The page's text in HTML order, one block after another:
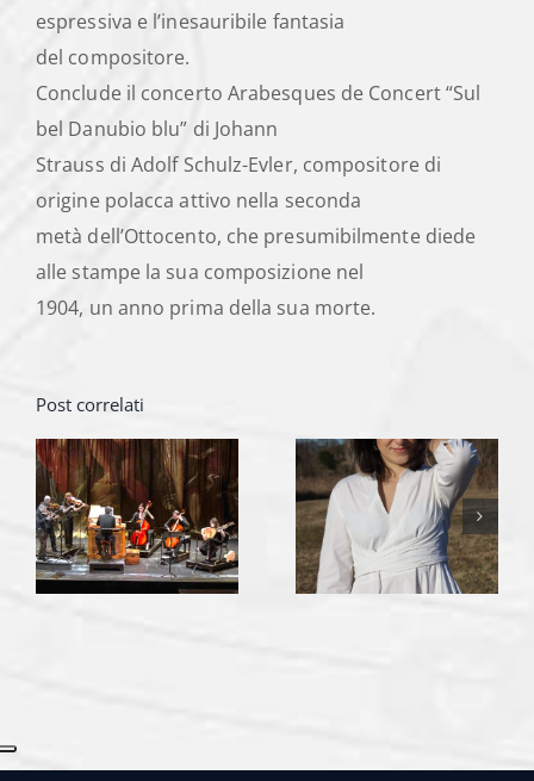
espressiva e l’inesauribile fantasia
del compositore.
Conclude il concerto Arabesques de Concert “Sul
bel Danubio blu” di Johann
Strauss di Adolf Schulz-Evler, compositore di
origine polacca attivo nella seconda
metà dell’Ottocento, che presumibilmente diede
alle stampe la sua composizione nel
1904, un anno prima della sua morte.
Post correlati